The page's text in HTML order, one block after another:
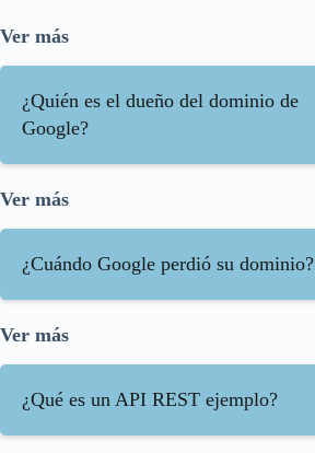
Ver más
¿Quién es el dueño del dominio de
Google?
Ver más
¿Cuándo Google perdió su dominio?
Ver más
¿Qué es un API REST ejemplo?